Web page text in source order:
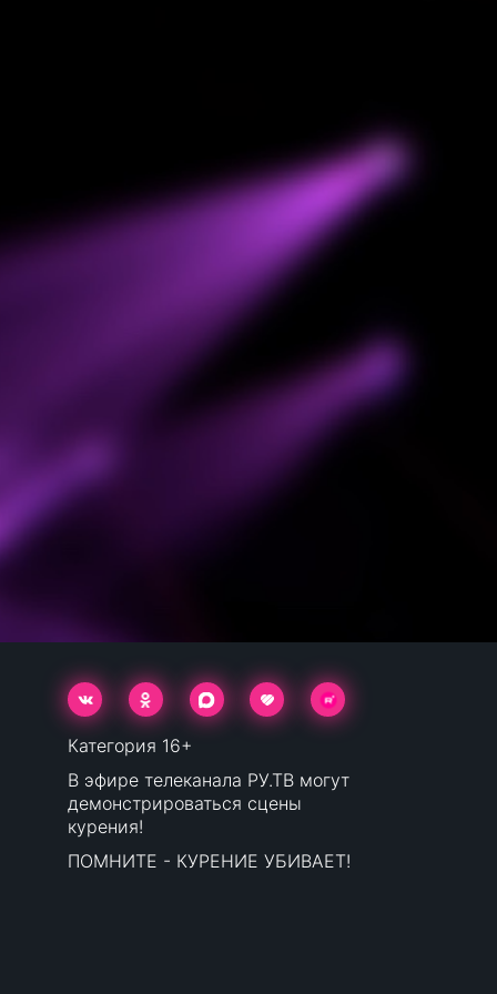
Категория 16+
В эфире телеканала РУ.ТВ могут
демонстрироваться сцены
курения!
ПОМНИТЕ - КУРЕНИЕ УБИВАЕТ!